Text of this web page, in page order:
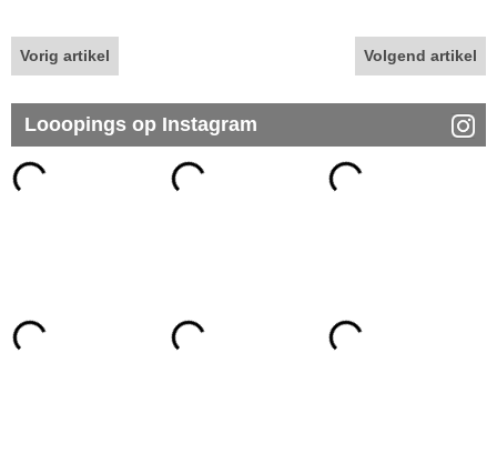
Vorig artikel Volgend artikel
Looopings op Instagram